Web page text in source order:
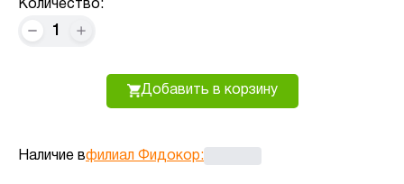
Количество:
1
Добавить в корзину
Наличие вфилиал Фидокор: